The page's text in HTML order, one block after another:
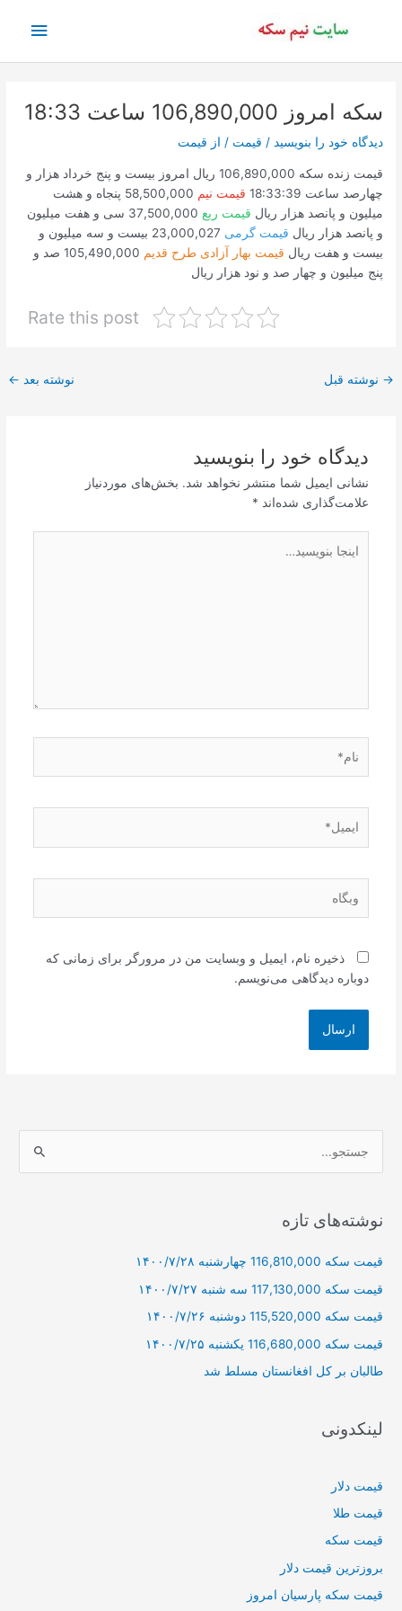
اصلی
سکه امروز 106,890,000 ساعت 18:33
دیدگاه‌ خود را بنویسید / قیمت / از قیمت
قیمت زنده سکه 106,890,000 ریال امروز بیست و پنج خرداد هزار و
چهارصد ساعت 18:33:39
قیمت نیم
58,500,000 پنجاه و هشت
میلیون و پانصد هزار ریال قیمت ربع
37,500,000 سی و هفت میلیون
و پانصد هزار ریال قیمت گرمی
23,000,027 بیست و سه میلیون و
بیست و هفت ریال قیمت بهار آزادی طرح قدیم
105,490,000 صد و
پنج میلیون و چهار صد و نود هزار ریال
Rate this post
پیمایش
→ نوشته قبل نوشته بعد ←
دیدگاه‌ خود را بنویسید
نشانی ایمیل شما منتشر نخواهد شد. بخش‌های موردنیاز
علامت‌گذاری شده‌اند *
بنویسید…
ذخیره نام، ایمیل و وبسایت من در مرورگر برای زمانی که
دوباره دیدگاهی می‌نویسم.
ب
ر
ا
نوشته‌های تازه
قیمت سکه 116,810,000 چهارشنبه ۱۴۰۰/۷/۲۸
قیمت سکه 117,130,000 سه شنبه ۱۴۰۰/۷/۲۷
قیمت سکه 115,520,000 دوشنبه ۱۴۰۰/۷/۲۶
قیمت سکه 116,680,000 یکشنبه ۱۴۰۰/۷/۲۵
طالبان بر كل افغانستان مسلط شد
لینکدونی
قیمت دلار
قیمت طلا
قیمت سکه
بروزترین قیمت دلار
قیمت سکه پارسیان امروز